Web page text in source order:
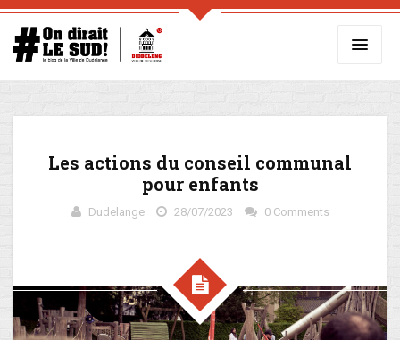
Les actions du conseil communal
pour enfants
Dudelange 28/07/2023 0 Comments